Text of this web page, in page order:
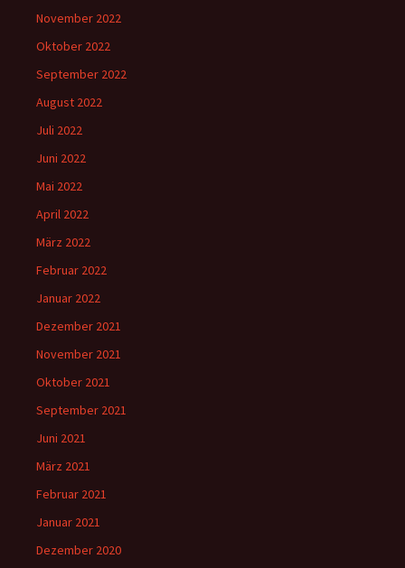
November 2022
Oktober 2022
September 2022
August 2022
Juli 2022
Juni 2022
Mai 2022
April 2022
März 2022
Februar 2022
Januar 2022
Dezember 2021
November 2021
Oktober 2021
September 2021
Juni 2021
März 2021
Februar 2021
Januar 2021
Dezember 2020